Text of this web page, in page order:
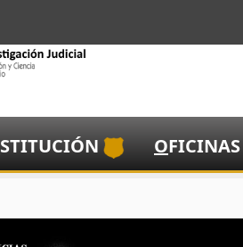
STITUCIÓN OFICINAS